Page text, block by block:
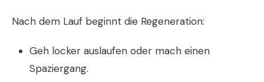
Nach dem Lauf beginnt die Regeneration:
Geh locker auslaufen oder mach einen
Spaziergang.